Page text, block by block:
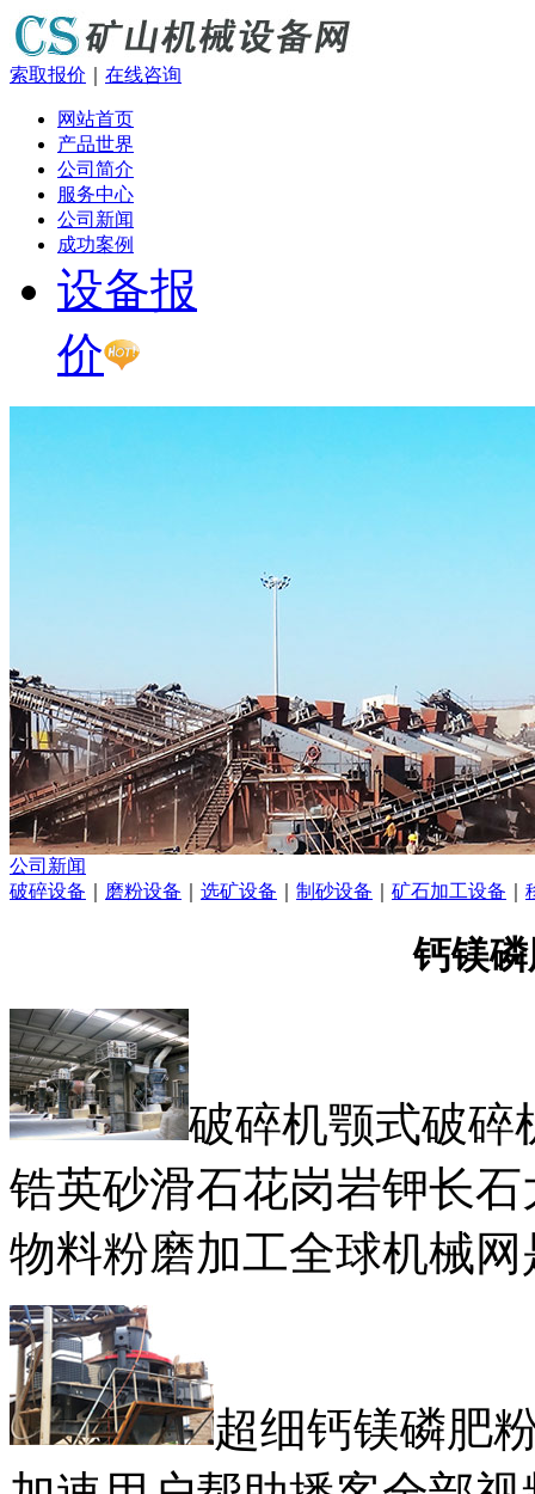
索取报价 在线咨询
网站首页
产品世界
公司简介
服务中心
公司新闻
成功案例
设备报
价
公司新闻
破碎设备
磨粉设备 选矿设备 制砂设备 矿石加工设备
钙镁
破碎机颚式破碎
锆英砂滑石花岗岩钾长
物料粉磨加工全球机械
超细钙镁磷肥